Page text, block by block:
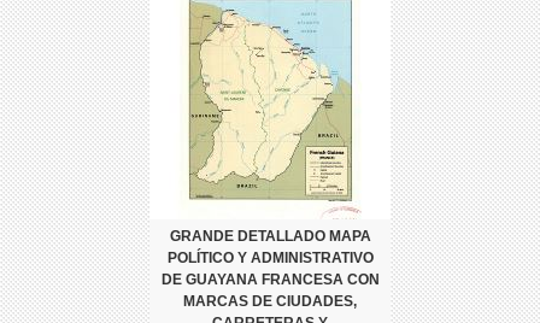
GRANDE DETALLADO MAPA
POLÍTICO Y ADMINISTRATIVO
DE GUAYANA FRANCESA CON
MARCAS DE CIUDADES,